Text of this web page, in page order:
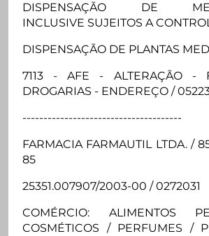
DISPENSAÇÃO DE
INCLUSIVE SUJEITOS A
DISPENSAÇÃO DE PLANTAS
7113 - AFE - ALTERAÇÃO -
DROGARIAS - ENDEREÇO /
--------------------------------------
FARMACIA FARMAUTIL LTDA. /
85
25351.007907/2003-00 / 0272031
COMÉRCIO: ALIMENTOS
COSMÉTICOS / PERFUMES /